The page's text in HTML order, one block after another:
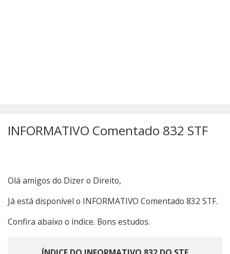
INFORMATIVO Comentado 832 STF
Olá amigos do Dizer o Direito,
Já está disponível o INFORMATIVO Comentado 832 STF.
Confira abaixo o índice. Bons estudos.